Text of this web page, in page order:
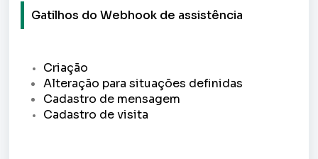
Gatilhos do Webhook de assistência
Criação
Alteração para situações definidas
Cadastro de mensagem
Cadastro de visita